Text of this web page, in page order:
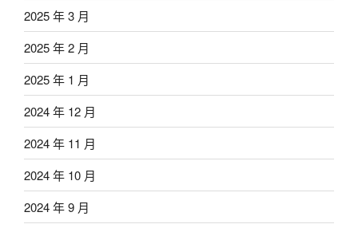
2025 年 3 月
2025 年 2 月
2025 年 1 月
2024 年 12 月
2024 年 11 月
2024 年 10 月
2024 年 9 月